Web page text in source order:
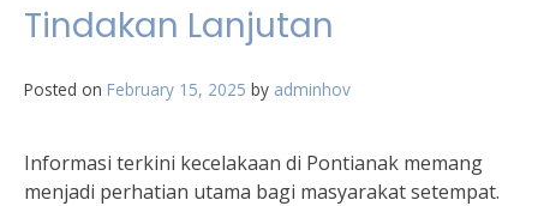
Tindakan Lanjutan
Posted on February 15, 2025 by adminhov
Informasi terkini kecelakaan di Pontianak memang
menjadi perhatian utama bagi masyarakat setempat.